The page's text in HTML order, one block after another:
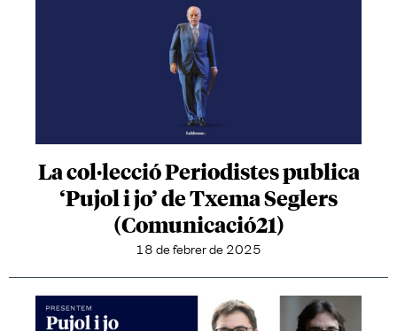
La col·lecció Periodistes publica
‘Pujol i jo’ de Txema Seglers
(Comunicació21)
18 de febrer de 2025